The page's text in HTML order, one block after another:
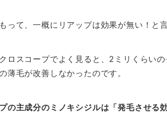
って、一概にリアップは効果が無い！と
ロスコープでよく見ると、2ミリくらい
薄毛が改善しなかったのです。
の主成分のミノキシジルは「発毛させる